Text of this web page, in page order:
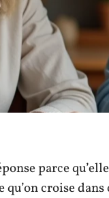
parce
qu’on croise